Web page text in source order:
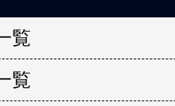
覧
覧